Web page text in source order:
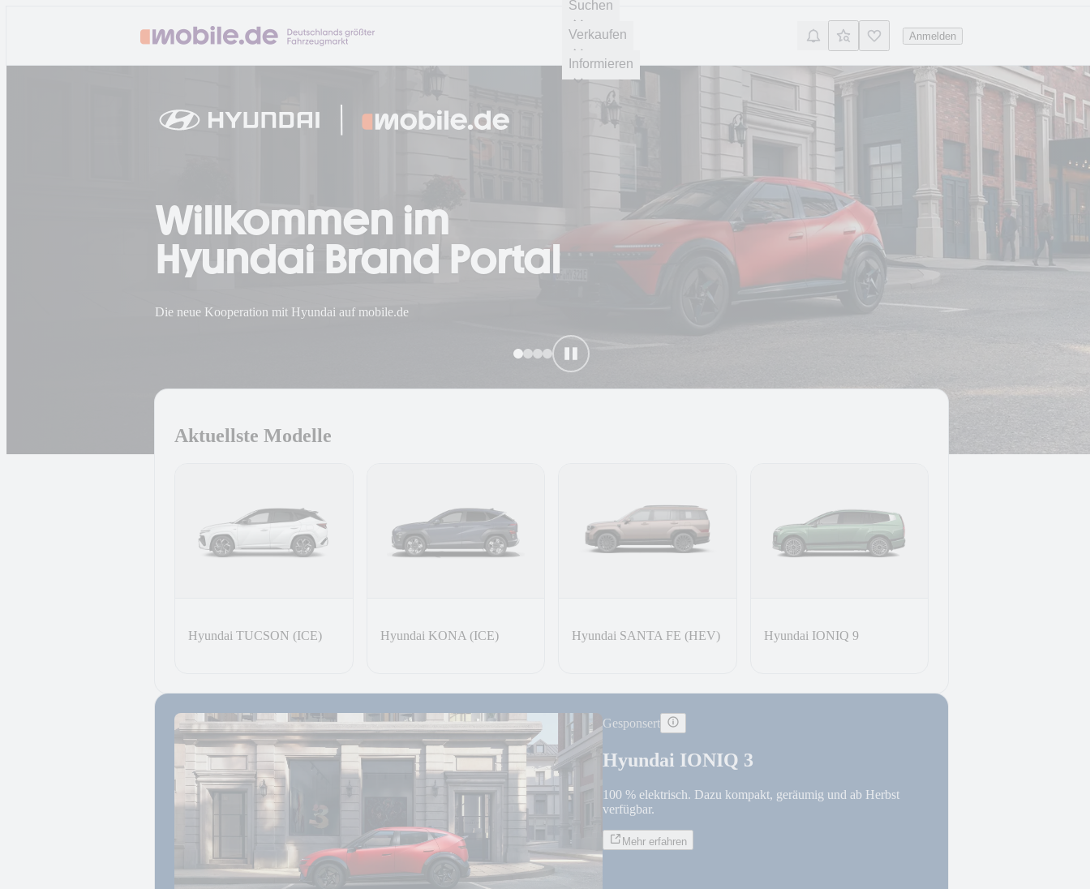
Suchen
Verkaufen
Informieren
Anmelden
Willkommen im
Hyundai Brand Portal
Die neue Kooperation mit Hyundai auf mobile.de
Aktuellste Modelle
Hyundai TUCSON (ICE) Hyundai KONA (ICE) Hyundai SANTA FE (HEV) Hyundai IONIQ 9
Gesponsert
Hyundai IONIQ 3
100 % elektrisch. Dazu kompakt, geräumig und ab Herbst
verfügbar.
Mehr erfahren